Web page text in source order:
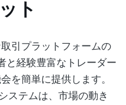
ト
引プラットフォームの
と経験豊富なトレーダー
を簡単に提供します。
ステムは、市場の動き